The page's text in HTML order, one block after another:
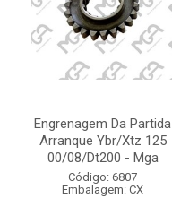
Engrenagem Da Partida
Arranque Ybr/Xtz 125
00/08/Dt200 - Mga
Código: 6807
Embalagem: CX